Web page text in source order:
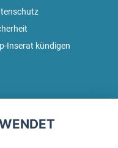
Inserat kündigen
und erhalte regelmäßig